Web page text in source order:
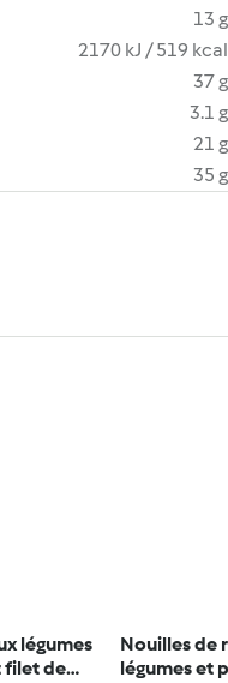
13 g
2170 kJ / 519 kcal
37 g
3.1 g
21 g
35 g
légumes
filet de
Nouilles de
légumes et